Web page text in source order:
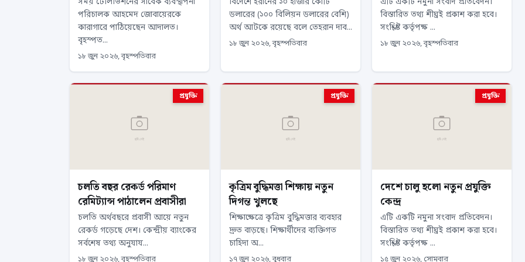
সময় টেলিভিশনের সাবেক ব্যবস্থাপনা
পরিচালক আহমেদ জোবায়েরকে
কারাগারে পাঠিয়েছেন আদালত।
বৃহস্পত...
১৮ জুন ২০২৬, বৃহস্পতিবার
বিদেশে ইরানের ১০ হাজার কোটি
ডলারের (১০০ বিলিয়ন ডলারের বেশি)
অর্থ আটকে রয়েছে বলে তেহরান দাব...
১৮ জুন ২০২৬, বৃহস্পতিবার
এটি একটি নমুনা সংবাদ প্রতিবেদন।
বিস্তারিত তথ্য শীঘ্রই প্রকাশ করা হবে।
সংশ্লিষ্ট কর্তৃপক্ষ ...
১৮ জুন ২০২৬, বৃহস্পতিবার
প্রযুক্তি
চলতি বছর রেকর্ড পরিমাণ
রেমিট্যান্স পাঠালেন প্রবাসীরা
চলতি অর্থবছরে প্রবাসী আয়ে নতুন
রেকর্ড গড়েছে দেশ। কেন্দ্রীয় ব্যাংকের
সর্বশেষ তথ্য অনুযায...
১৮ জুন ২০২৬, বৃহস্পতিবার
প্রযুক্তি
কৃত্রিম বুদ্ধিমত্তা শিক্ষায় নতুন
দিগন্ত খুলছে
শিক্ষাক্ষেত্রে কৃত্রিম বুদ্ধিমত্তার ব্যবহার
দ্রুত বাড়ছে। শিক্ষার্থীদের ব্যক্তিগত
চাহিদা অ...
১৭ জুন ২০২৬, বুধবার
প্রযুক্তি
দেশে চালু হলো নতুন প্রযুক্তি
কেন্দ্র
এটি একটি নমুনা সংবাদ প্রতিবেদন।
বিস্তারিত তথ্য শীঘ্রই প্রকাশ করা হবে।
সংশ্লিষ্ট কর্তৃপক্ষ ...
১৫ জুন ২০২৬, সোমবার